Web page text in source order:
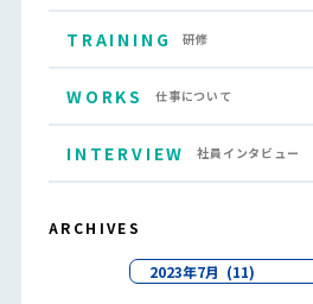
TRAINING 研修
WORKS 仕事について
INTERVIEW 社員インタビュー
ARCHIVES